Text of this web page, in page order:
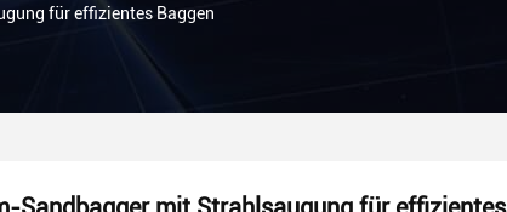
für effizientes Baggen